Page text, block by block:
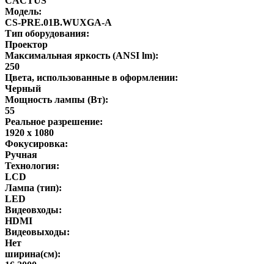
Модель:
CS-PRE.01B.WUXGA-A
Тип оборудования:
Проектор
Максимальная яркость (ANSI lm):
250
Цвета, использованные в оформлении:
Черный
Мощность лампы (Вт):
55
Реальное разрешение:
1920 x 1080
Фокусировка:
Ручная
Технология:
LCD
Лампа (тип):
LED
Видеовходы:
HDMI
Видеовыходы:
Нет
ширина(см):